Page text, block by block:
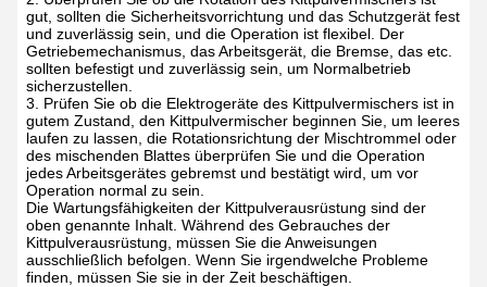
gut, sollten die Sicherheitsvorrichtung und das Schutzgerät fest
und zuverlässig sein, und die Operation ist flexibel. Der
Getriebemechanismus, das Arbeitsgerät, die Bremse, das etc.
sollten befestigt und zuverlässig sein, um Normalbetrieb
sicherzustellen.
3. Prüfen Sie ob die Elektrogeräte des Kittpulvermischers ist in
gutem Zustand, den Kittpulvermischer beginnen Sie, um leeres
laufen zu lassen, die Rotationsrichtung der Mischtrommel oder
des mischenden Blattes überprüfen Sie und die Operation
jedes Arbeitsgerätes gebremst und bestätigt wird, um vor
Operation normal zu sein.
Die Wartungsfähigkeiten der Kittpulverausrüstung sind der
oben genannte Inhalt. Während des Gebrauches der
Kittpulverausrüstung, müssen Sie die Anweisungen
ausschließlich befolgen. Wenn Sie irgendwelche Probleme
finden, müssen Sie sie in der Zeit beschäftigen.